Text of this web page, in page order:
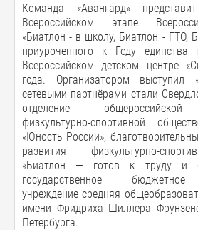
Команда «Авангард»
Всероссийском этапе
«Биатлон - в школу, Биатлон - ГТО,
приуроченного к Году
Всероссийском детском центре
года. Организатором выступил
сетевыми партнёрами стали
отделение общероссийской
физкультурно-спортивной
«Юность России»,
развития физкультурно-
«Биатлон — готов к труду и
государственное бюджетное
учреждение средняя
имени Фридриха Шиллера
Петербурга.